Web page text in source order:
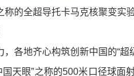
的全超导托卡马克核聚变实
各地齐心构筑创新中国的“超
眼”之称的500米口径球面